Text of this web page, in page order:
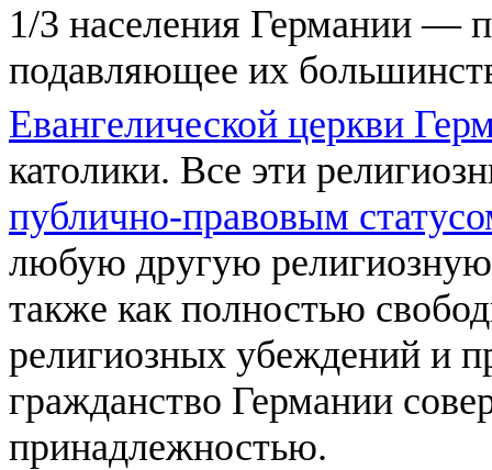
1/3 населения Германии —
подавляющее их
Евангелической церкви
католики. Все эти
публично-правовым
любую другую
также как полностью
религиозных убеждений и
гражданство Германии
принадлежностью.